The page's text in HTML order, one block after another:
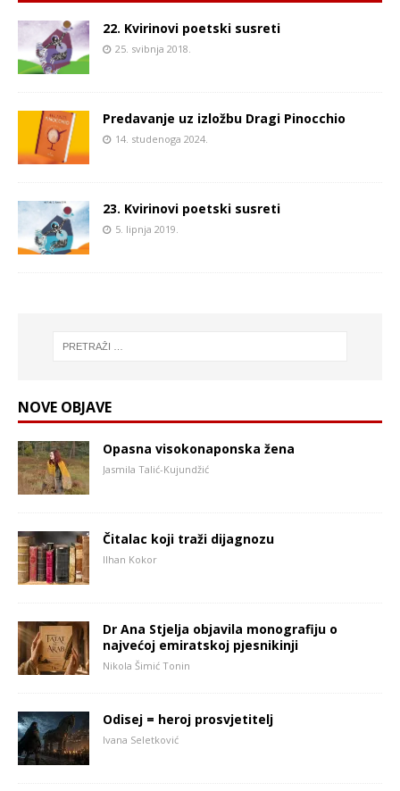
22. Kvirinovi poetski susreti
25. svibnja 2018.
Predavanje uz izložbu Dragi Pinocchio
14. studenoga 2024.
23. Kvirinovi poetski susreti
5. lipnja 2019.
NOVE OBJAVE
Opasna visokonaponska žena
Jasmila Talić-Kujundžić
Čitalac koji traži dijagnozu
Ilhan Kokor
Dr Ana Stjelja objavila monografiju o
najvećoj emiratskoj pjesnikinji
Nikola Šimić Tonin
Odisej = heroj prosvjetitelj
Ivana Seletković